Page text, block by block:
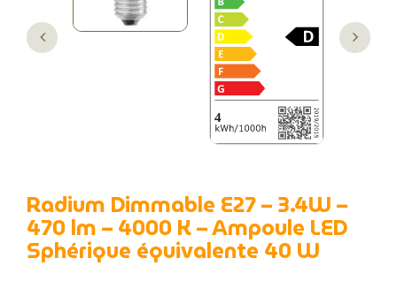
Radium Dimmable E27 – 3.4W –
470 lm – 4000 K – Ampoule LED
Sphérique équivalente 40 W